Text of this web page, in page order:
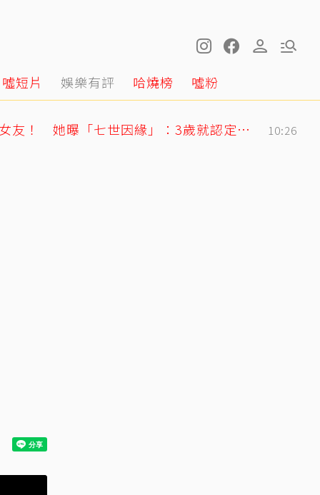
噓短片 娛樂有評 哈燒榜 噓粉
71歲姜厚任戀上小2輪女友！ 她曝「七世因緣」：3歲就認定是他 10:26